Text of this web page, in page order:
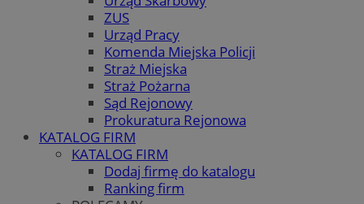
ZUS
Urząd Pracy
Komenda Miejska Policji
Straż Miejska
Straż Pożarna
Sąd Rejonowy
Prokuratura Rejonowa
KATALOG FIRM
KATALOG FIRM
Dodaj firmę do katalogu
Ranking firm